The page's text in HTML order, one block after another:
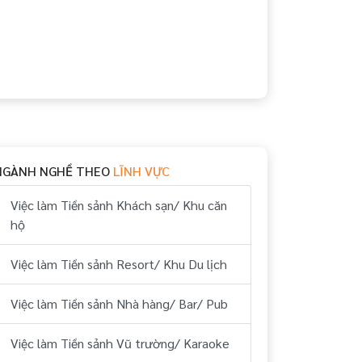
NGHỀ THEO LĨNH VỰC
Việc làm Tiền sảnh Khách sạn/ Khu căn
hộ
Việc làm Tiền sảnh Resort/ Khu Du lịch
Việc làm Tiền sảnh Nhà hàng/ Bar/ Pub
Việc làm Tiền sảnh Vũ trường/ Karaoke